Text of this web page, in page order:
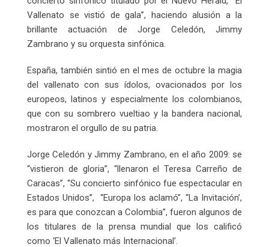
Vallenato se vistió de gala”, haciendo alusión a la
brillante actuación de Jorge Celedón, Jimmy
Zambrano y su orquesta sinfónica.
España, también sintió en el mes de octubre la magia
del vallenato con sus ídolos, ovacionados por los
europeos, latinos y especialmente los colombianos,
que con su sombrero vueltiao y la bandera nacional,
mostraron el orgullo de su patria.
Jorge Celedón y Jimmy Zambrano, en el año 2009: se
“vistieron de gloria”, “llenaron el Teresa Carreño de
Caracas”, “Su concierto sinfónico fue espectacular en
Estados Unidos”, “Europa los aclamó”, “La Invitación’,
es para que conozcan a Colombia”, fueron algunos de
los titulares de la prensa mundial que los calificó
como ‘El Vallenato más Internacional’.